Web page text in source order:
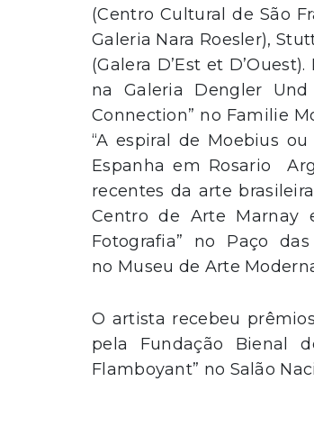
(Centro Cultural de São
Galeria Nara Roesler),
(Galera D’Est et
na Galeria Dengler
Connection” no Familie
“A espiral de Moebius
Espanha em Rosario
recentes da arte
Centro de Arte Marnay
Fotografia” no Paço
no Museu de Arte
O artista recebeu
pela Fundação Bienal
Flamboyant” no Salão